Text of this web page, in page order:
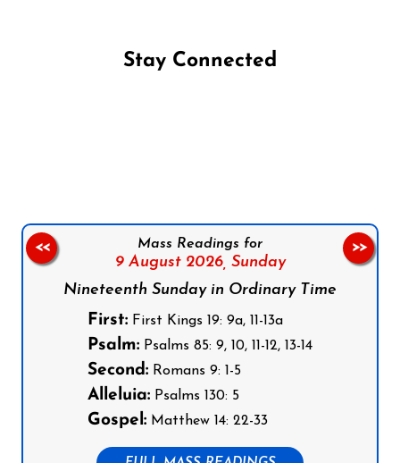
Stay Connected
Mass Readings for
9 August 2026, Sunday
Nineteenth Sunday in Ordinary Time
First: First Kings 19: 9a, 11-13a
Psalm: Psalms 85: 9, 10, 11-12, 13-14
Second: Romans 9: 1-5
Alleluia: Psalms 130: 5
Gospel: Matthew 14: 22-33
<< >>